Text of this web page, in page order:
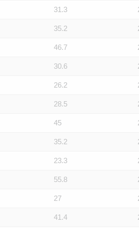
31.3
35.2
46.7
30.6
26.2
28.5
45
35.2
23.3
55.8
27
41.4